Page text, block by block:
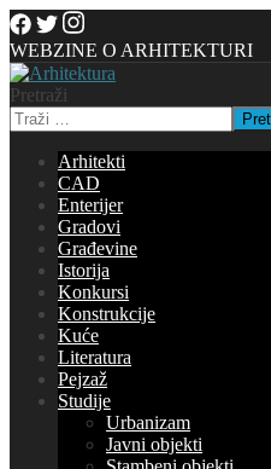
WEBZINE O ARHITEKTURI
Pretraži
Arhitekti
CAD
Enterijer
Gradovi
Građevine
Istorija
Konkursi
Konstrukcije
Kuće
Literatura
Pejzaž
Studije
Urbanizam
Javni objekti